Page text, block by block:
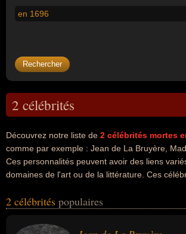
en 1696
2 célébrités
Découvrez notre liste de 2 célébrités mortes
comme par exemple : Jean de La Bruyère,
Ces personnalités peuvent avoir des liens
domaines de l'art ou de la littérature. Ces
qui concerne leurs nationalités au moment de
2 célébrités populaires